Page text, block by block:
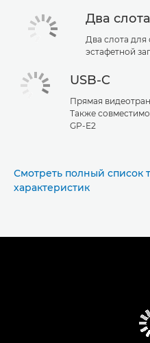
Два слота
Два слота
эстафетной
USB-C
Прямая
Также
GP-E2
Смотреть полный список
характеристик